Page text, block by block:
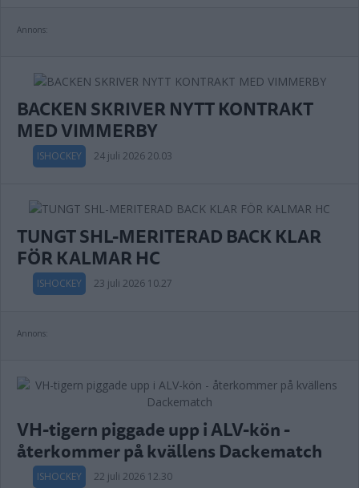
Annons:
BACKEN SKRIVER NYTT KONTRAKT
MED VIMMERBY
ISHOCKEY 24 juli 2026 20.03
TUNGT SHL-MERITERAD BACK KLAR
FÖR KALMAR HC
ISHOCKEY 23 juli 2026 10.27
Annons:
VH-tigern piggade upp i ALV-kön -
återkommer på kvällens Dackematch
ISHOCKEY 22 juli 2026 12.30